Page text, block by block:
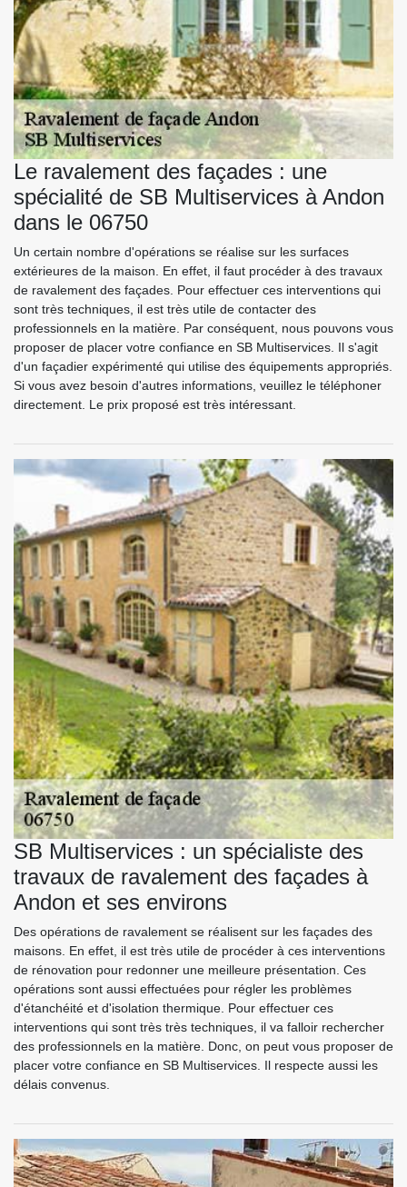
Le ravalement des façades : une
spécialité de SB Multiservices à Andon
dans le 06750
Un certain nombre d'opérations se réalise sur les surfaces
extérieures de la maison. En effet, il faut procéder à des travaux
de ravalement des façades. Pour effectuer ces interventions qui
sont très techniques, il est très utile de contacter des
professionnels en la matière. Par conséquent, nous pouvons vous
proposer de placer votre confiance en SB Multiservices. Il s'agit
d'un façadier expérimenté qui utilise des équipements appropriés.
Si vous avez besoin d'autres informations, veuillez le téléphoner
directement. Le prix proposé est très intéressant.
SB Multiservices : un spécialiste des
travaux de ravalement des façades à
Andon et ses environs
Des opérations de ravalement se réalisent sur les façades des
maisons. En effet, il est très utile de procéder à ces interventions
de rénovation pour redonner une meilleure présentation. Ces
opérations sont aussi effectuées pour régler les problèmes
d'étanchéité et d'isolation thermique. Pour effectuer ces
interventions qui sont très très techniques, il va falloir rechercher
des professionnels en la matière. Donc, on peut vous proposer de
placer votre confiance en SB Multiservices. Il respecte aussi les
délais convenus.